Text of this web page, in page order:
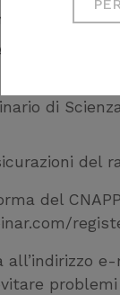
Nazionale
di
di
del
del
all’indirizzo